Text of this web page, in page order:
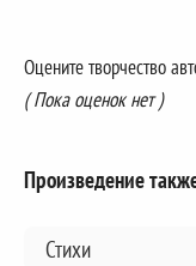
Оцените творчество
( Пока оценок нет )
Произведение
Стихи